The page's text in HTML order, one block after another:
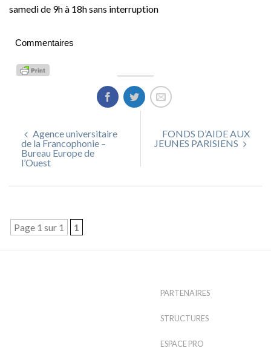
samedi de 9h à 18h sans interruption
Commentaires
Agence universitaire
de la Francophonie –
Bureau Europe de
l’Ouest
FONDS D’AIDE AUX
JEUNES PARISIENS
Page 1 sur 1 1
PARTENAIRES
STRUCTURES
ESPACE PRO